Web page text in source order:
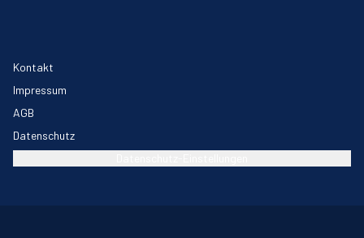
Kontakt
Impressum
AGB
Datenschutz